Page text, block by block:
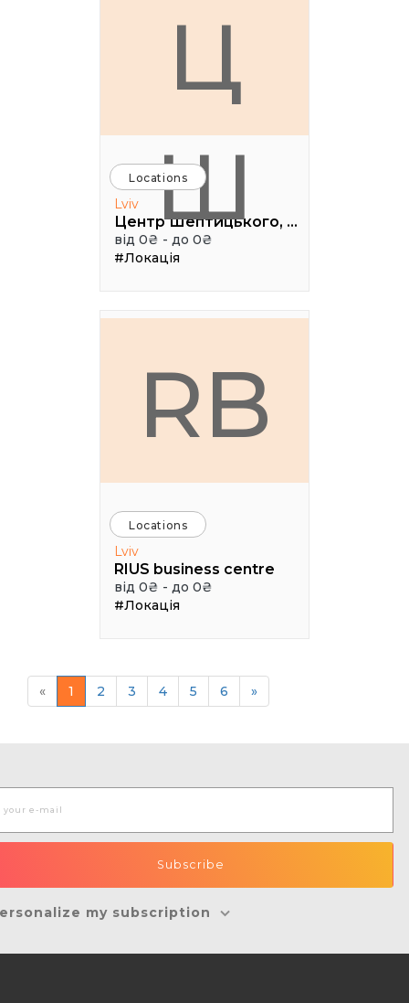
Ц
Ш
Locations
Lviv
Центр Шептицького, 1 поверх, паркова аудиторія
від 0₴ - до 0₴
#Локація
RB
Locations
Lviv
RIUS business centre
від 0₴ - до 0₴
#Локація
« 1 2 3 4 5 6 »
my subscription